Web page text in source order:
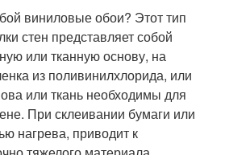
виниловые обои? Этот тип
стен представляет собой
или тканную основу, на
из поливинилхлорида, или
или ткань необходимы для
При склеивании бумаги или
нагрева, приводит к